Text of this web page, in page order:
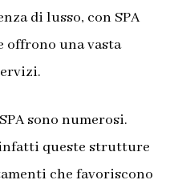
di lusso, con SPA
offrono una vasta
sono numerosi.
queste strutture
che favoriscono